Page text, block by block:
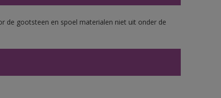
de gootsteen en spoel materialen niet uit onder de